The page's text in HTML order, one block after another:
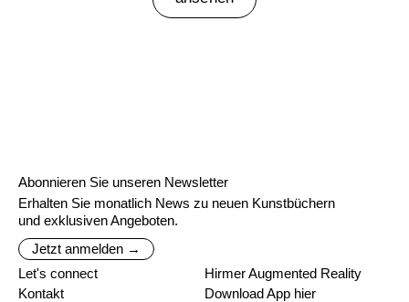
Abonnieren Sie unseren Newsletter
Erhalten Sie monatlich News zu neuen Kunstbüchern
und exklusiven Angeboten.
Jetzt anmelden →
Let's connect
Kontakt
Hirmer Augmented Reality
Download App hier